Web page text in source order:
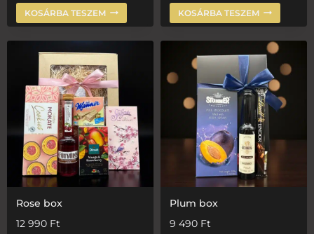
KOSÁRBA TESZEM KOSÁRBA TESZEM
Rose box
12 990 Ft
Plum box
9 490 Ft